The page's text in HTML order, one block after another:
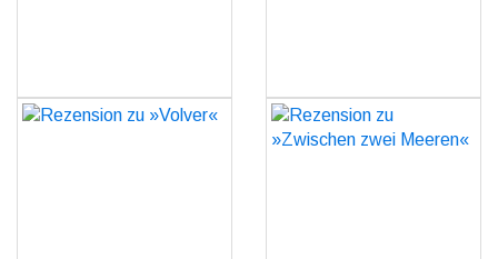
Rezension zu »Volver«
Rezension zu »Zwischen
zwei Meeren«